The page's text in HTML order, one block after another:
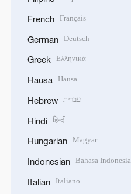
French Français
German Deutsch
Greek Ελληνικά
Hausa Hausa
Hebrew עברית
Hindi हिन्दी
Hungarian Magyar
Indonesian Bahasa Indonesia
Italian Italiano